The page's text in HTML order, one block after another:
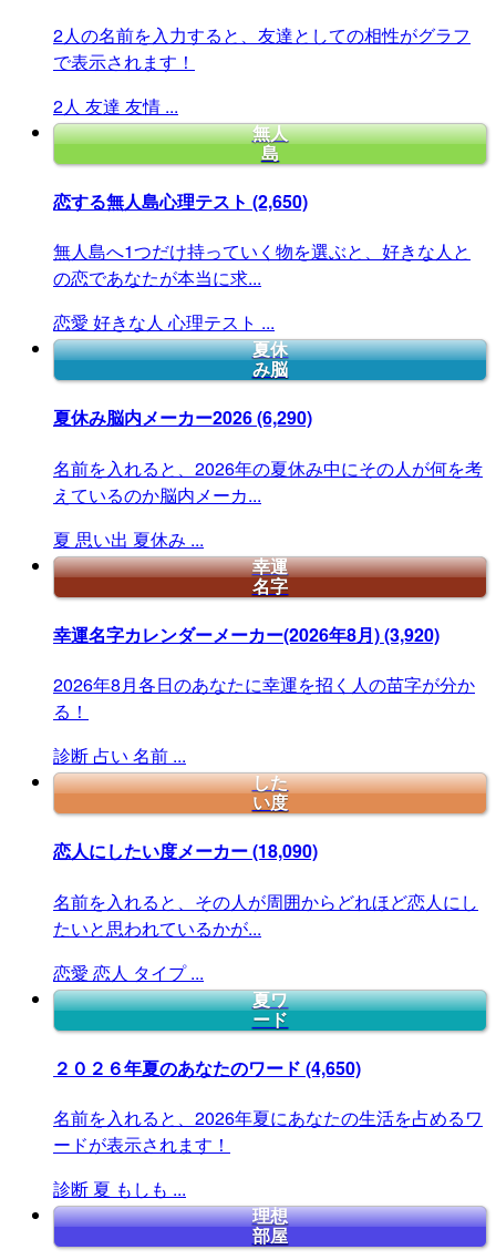
2人の名前を入力すると、友達としての相性がグラフ
で表示されます！
2人 友達 友情 ...
無人
島
恋する無人島心理テスト (2,650)
無人島へ1つだけ持っていく物を選ぶと、好きな人と
の恋であなたが本当に求...
恋愛 好きな人 心理テスト ...
夏休
み脳
夏休み脳内メーカー2026(6,290)
名前を入れると、2026年の夏休み中にその人が何を考
えているのか脳内メーカ...
夏 思い出 夏休み ...
幸運
名字
幸運名字カレンダーメーカー(2026年8月)(3,920)
2026年8月各日のあなたに幸運を招く人の苗字が分か
る！
診断 占い 名前 ...
した
い度
恋人にしたい度メーカー(18,090)
名前を入れると、その人が周囲からどれほど恋人にし
たいと思われているかが...
恋愛 恋人 タイプ ...
夏ワ
ード
２０２６年夏のあなたのワード (4,650)
名前を入れると、2026年夏にあなたの生活を占めるワ
ードが表示されます！
診断 夏 もしも ...
理想
部屋